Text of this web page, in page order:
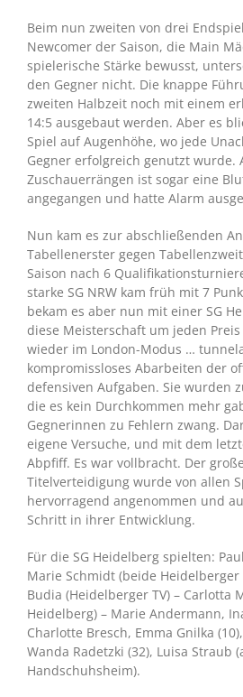
Beim nun zweiten von drei
Newcomer der Saison, die Main
spielerische Stärke bewusst,
den Gegner nicht. Die knappe
zweiten Halbzeit noch mit einem
14:5 ausgebaut werden. Aber es
Spiel auf Augenhöhe, wo jede
Gegner erfolgreich genutzt wurde.
Zuschauerrängen ist sogar eine
angegangen und hatte Alarm
Nun kam es zur abschließenden
Tabellenerster gegen
Saison nach 6
starke SG NRW kam früh mit 7
bekam es aber nun mit einer SG
diese Meisterschaft um jeden
wieder im London-Modus …
kompromissloses Abarbeiten der
defensiven Aufgaben. Sie wurden
die es kein Durchkommen mehr
Gegnerinnen zu Fehlern zwang.
eigene Versuche, und mit dem
Abpfiff. Es war vollbracht. Der
Titelverteidigung wurde von allen
hervorragend angenommen und
Schritt in ihrer Entwicklung.
Für die SG Heidelberg spielten:
Marie Schmidt (beide Heidelberger
Budia (Heidelberger TV) – Carlotta
Heidelberg) – Marie Andermann,
Charlotte Bresch, Emma Gnilka
Wanda Radetzki (32), Luisa Straub
Handschuhsheim).